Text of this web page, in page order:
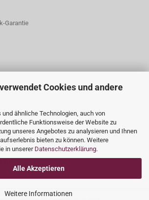
Cookies und andere
ähnliche Technologien, auch von
Funktionsweise der Website zu
unseres Angebotes zu analysieren und Ihnen
bieten zu können. Weitere
in unserer Datenschutzerklärung.
Alle Akzeptieren
Weitere Informationen
Garantie